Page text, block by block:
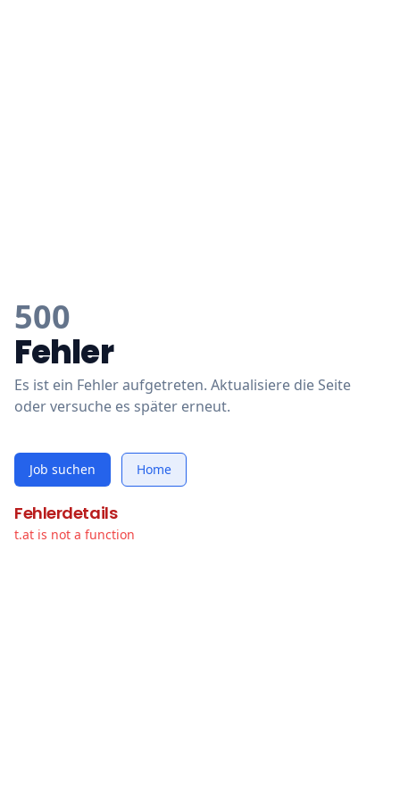
500
Fehler
Es ist ein Fehler aufgetreten. Aktualisiere die Seite
oder versuche es später erneut.
Job suchen Home
Fehlerdetails
t.at is not a function